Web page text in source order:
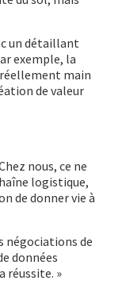
un détaillant
exemple, la
main
de valeur
nous, ce ne
logistique,
de donner vie à
négociations de
données
réussite. »